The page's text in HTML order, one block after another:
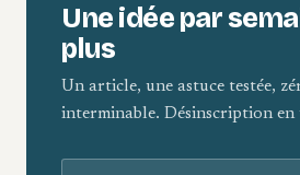
Une idée par
plus
Un article, une astuce testée,
interminable. Désinscription en